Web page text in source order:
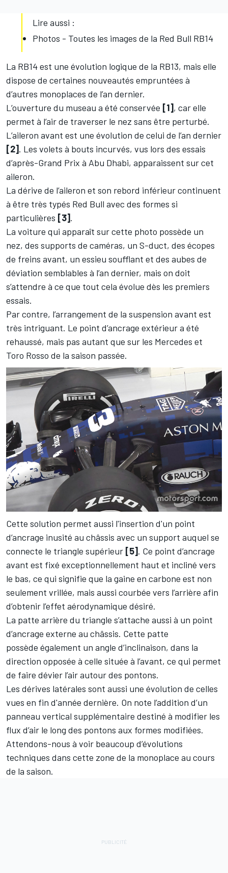
Lire aussi :
Photos - Toutes les images de la Red Bull RB14
La RB14 est une évolution logique de la RB13, mais elle
dispose de certaines nouveautés empruntées à
d’autres monoplaces de l’an dernier.
L’ouverture du museau a été conservée [1], car elle
permet à l’air de traverser le nez sans être perturbé.
L’aileron avant est une évolution de celui de l’an dernier
[2]. Les volets à bouts incurvés, vus lors des essais
d’après-Grand Prix à Abu Dhabi, apparaissent sur cet
aileron.
La dérive de l’aileron et son rebord inférieur continuent
à être très typés Red Bull avec des formes si
particulières [3].
La voiture qui apparaît sur cette photo possède un
nez, des supports de caméras, un S-duct, des écopes
de freins avant, un essieu soufflant et des aubes de
déviation semblables à l’an dernier, mais on doit
s’attendre à ce que tout cela évolue dès les premiers
essais.
Par contre, l’arrangement de la suspension avant est
très intriguant. Le point d’ancrage extérieur a été
rehaussé, mais pas autant que sur les Mercedes et
Toro Rosso de la saison passée.
Cette solution permet aussi l'insertion d'un point
d’ancrage inusité au châssis avec un support auquel se
connecte le triangle supérieur [5]. Ce point d’ancrage
avant est fixé exceptionnellement haut et incliné vers
le bas, ce qui signifie que la gaine en carbone est non
seulement vrillée, mais aussi courbée vers l’arrière afin
d’obtenir l’effet aérodynamique désiré.
La patte arrière du triangle s’attache aussi à un point
d’ancrage externe au châssis. Cette patte
possède également un angle d’inclinaison, dans la
direction opposée à celle située à l’avant, ce qui permet
de faire dévier l’air autour des pontons.
Les dérives latérales sont aussi une évolution de celles
vues en fin d'année dernière. On note l’addition d’un
panneau vertical supplémentaire destiné à modifier les
flux d’air le long des pontons aux formes modifiées.
Attendons-nous à voir beaucoup d’évolutions
techniques dans cette zone de la monoplace au cours
de la saison.